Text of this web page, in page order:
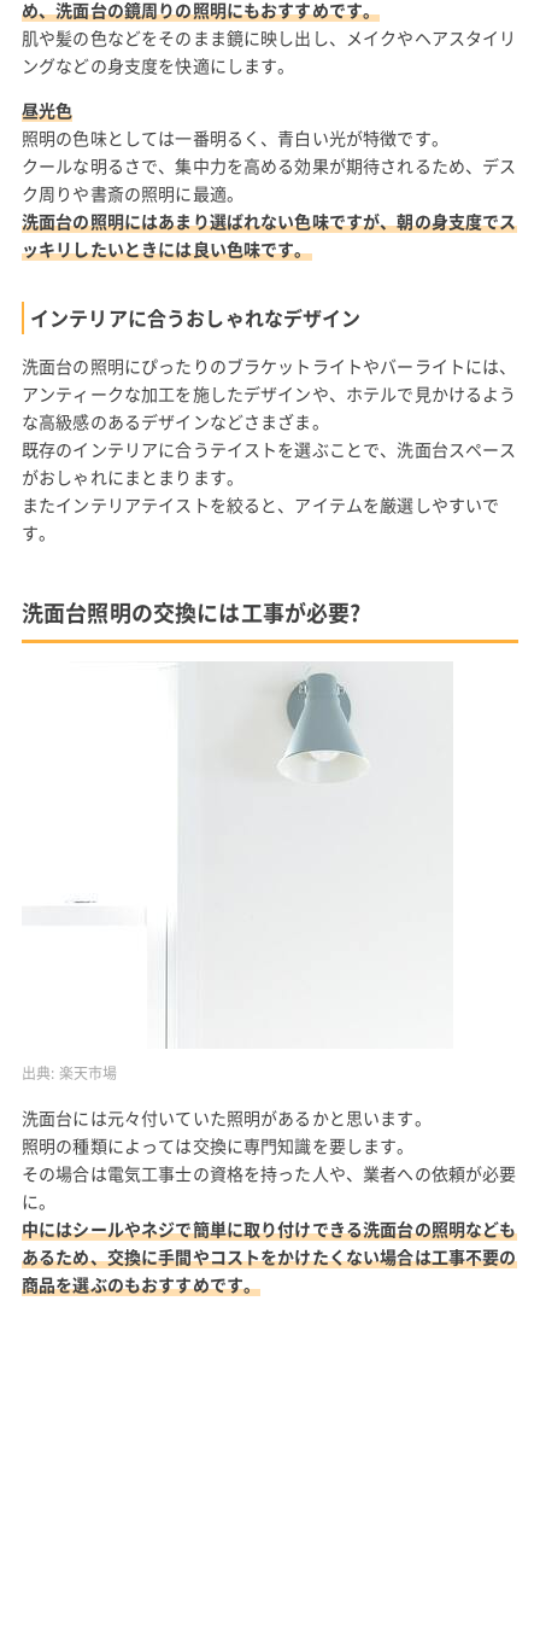
め、洗面台の鏡周りの照明にもおすすめです。
肌や髪の色などをそのまま鏡に映し出し、メイクやヘアスタイリ
ングなどの身支度を快適にします。
昼光色
照明の色味としては一番明るく、青白い光が特徴です。
クールな明るさで、集中力を高める効果が期待されるため、デス
ク周りや書斎の照明に最適。
洗面台の照明にはあまり選ばれない色味ですが、朝の身支度でス
ッキリしたいときには良い色味です。
インテリアに合うおしゃれなデザイン
洗面台の照明にぴったりのブラケットライトやバーライトには、
アンティークな加工を施したデザインや、ホテルで見かけるよう
な高級感のあるデザインなどさまざま。
既存のインテリアに合うテイストを選ぶことで、洗面台スペース
がおしゃれにまとまります。
またインテリアテイストを絞ると、アイテムを厳選しやすいで
す。
洗面台照明の交換には工事が必要?
出典: 楽天市場
洗面台には元々付いていた照明があるかと思います。
照明の種類によっては交換に専門知識を要します。
その場合は電気工事士の資格を持った人や、業者への依頼が必要
に。
中にはシールやネジで簡単に取り付けできる洗面台の照明なども
あるため、交換に手間やコストをかけたくない場合は工事不要の
商品を選ぶのもおすすめです。